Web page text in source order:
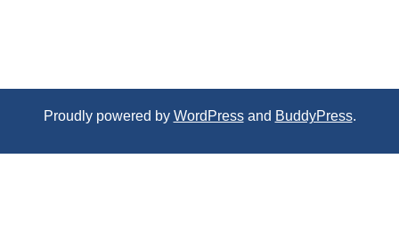
Proudly powered by WordPressand BuddyPress.